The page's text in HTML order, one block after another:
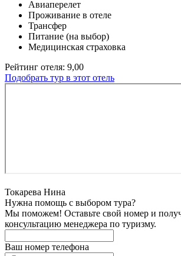
Авиаперелет
Проживание в отеле
Трансфер
Питание (на выбор)
Медицинская страховка
Рейтинг отеля: 9,00
Подобрать тур в этот отель
Токарева Нина
Нужна помощь с выбором тура?
Мы поможем! Оставьте свой номер и
консультацию менеджера по туризму.
Ваш номер телефона